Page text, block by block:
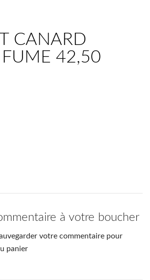
CANARD
42,50
à votre boucher
votre commentaire pour
panier